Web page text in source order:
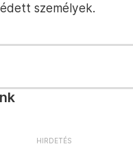
személyek.